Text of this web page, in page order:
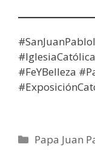
#FeYBelleza
Categorías
Papa Juan